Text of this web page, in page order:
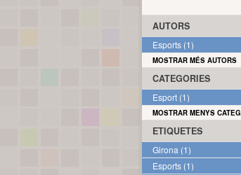
AUTORS
Esports (1)
MOSTRAR MÉS AUTORS
CATEGORIES
Esport (1)
MOSTRAR MENYS
ETIQUETES
Girona (1)
Esports (1)